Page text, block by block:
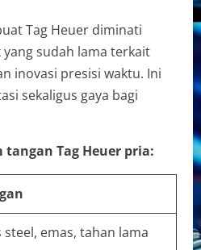
Tag Heuer diminati
sudah lama terkait
inovasi presisi waktu. Ini
sekaligus gaya bagi
Tag Heuer pria:
steel, emas, tahan lama